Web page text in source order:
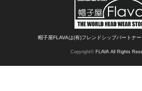
帽子屋FLAVAは(有)フレンドシップパートナー
Copyright© FLAVA All Rights